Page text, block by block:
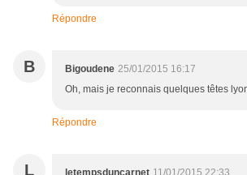
Répondre
B Bigoudene 25/01/2015 16:17
Oh, mais je reconnais quelques têtes
Répondre
L letempsduncarnet 11/01/2015 22:33